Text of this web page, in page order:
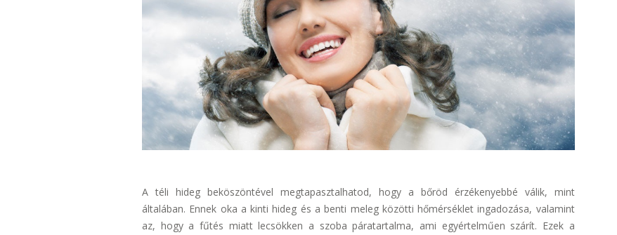
A téli hideg beköszöntével megtapasztalhatod, hogy a bőröd érzékenyebbé válik, mint
általában. Ennek oka a kinti hideg és a benti meleg közötti hőmérséklet ingadozása, valamint
az, hogy a fűtés miatt lecsökken a szoba páratartalma, ami egyértelműen szárít. Ezek a